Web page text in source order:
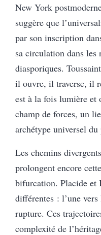
New York
suggère que
par son inscription
sa circulation dans
diasporiques.
il ouvre, il traverse, il
est à la fois lumière et
champ de forces, un
archétype universel du
Les chemins
prolongent encore
bifurcation. Placide et
différentes : l’une
rupture. Ces
complexité de